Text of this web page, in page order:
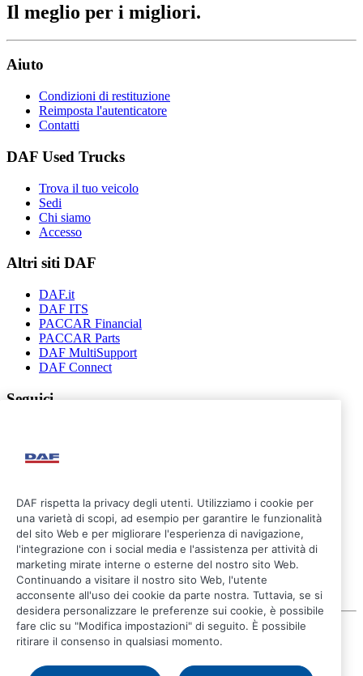
Il meglio per i migliori.
Aiuto
Condizioni di restituzione
Reimposta l'autenticatore
Contatti
DAF Used Trucks
Trova il tuo veicolo
Sedi
Chi siamo
Accesso
Altri siti DAF
DAF.it
DAF ITS
PACCAR Financial
PACCAR Parts
DAF MultiSupport
DAF Connect
Seguici
© 2026 DAF
Avviso legale
DAF rispetta la privacy degli utenti. Utilizziamo i cookie per
una varietà di scopi, ad esempio per garantire le funzionalità
del sito Web e per migliorare l'esperienza di navigazione,
l'integrazione con i social media e l'assistenza per attività di
marketing mirate interne o esterne del nostro sito Web.
Continuando a visitare il nostro sito Web, l'utente
acconsente all'uso dei cookie da parte nostra. Tuttavia, se si
desidera personalizzare le preferenze sui cookie, è possibile
fare clic su "Modifica impostazioni" di seguito. È possibile
ritirare il consenso in qualsiasi momento.